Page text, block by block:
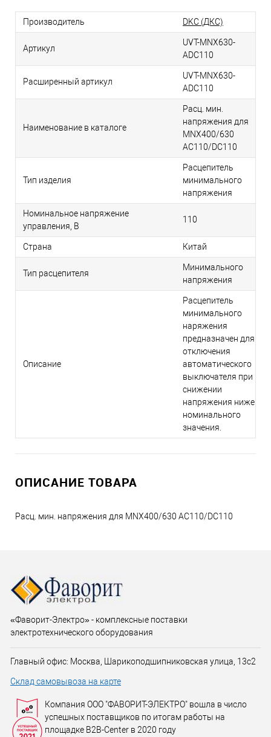
Производитель DKC (ДКС)
Артикул
UVT-MNX630-
ADC110
Расширенный артикул
UVT-MNX630-
ADC110
Наименование в каталоге
Расц. мин.
напряжения для
MNX400/630
AC110/DC110
Тип изделия
Расцепитель
минимального
напряжения
Номинальное напряжение
управления, В
110
Страна Китай
Тип расцепителя
Минимального
напряжения
Описание
Расцепитель
минимального
наряжения
предназначен для
отключения
автоматического
выключателя при
снижении
напряжения ниже
номинального
значения.
ОПИСАНИЕ ТОВАРА
Расц. мин. напряжения для MNX400/630 AC110/DC110
«Фаворит-Электро» - комплексные поставки
электротехнического оборудования
Главный офис: Москва, Шарикоподшипниковская улица, 13с2
Склад самовывоза на карте
Компания ООО "ФАВОРИТ-ЭЛЕКТРО" вошла в число
успешных поставщиков по итогам работы на
площадке B2B-Center в 2020 году